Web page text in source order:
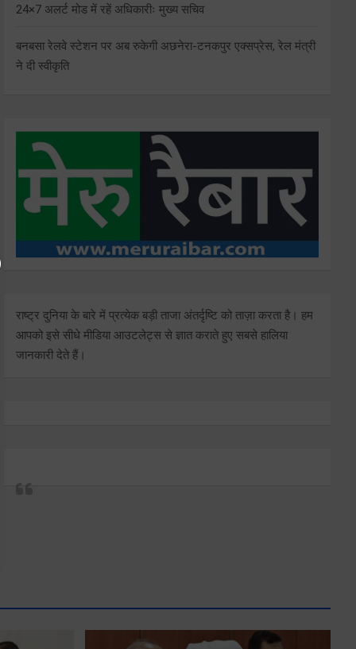
24×7 अलर्ट मोड में रहें अधिकारीः मुख्य सचिव
बनबसा रेलवे स्टेशन पर अब रुकेगी अछनेरा-टनकपुर एक्सप्रेस, रेल मंत्री
ने दी स्वीकृति
राष्ट्र दुनिया के बारे में प्रत्येक बड़ी ताजा अंतर्दृष्टि को ताज़ा करता है। हम
आपको इसे सीधे मीडिया आउटलेट्स से ज्ञात कराते हुए सबसे हालिया
जानकारी देते हैं।